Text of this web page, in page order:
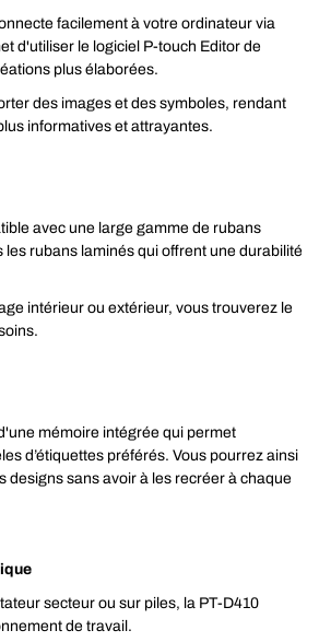
facilement à votre ordinateur via
d'utiliser le logiciel P-touch Editor de
plus élaborées.
des images et des symboles, rendant
informatives et attrayantes.
avec une large gamme de rubans
les rubans laminés qui offrent une durabilité
intérieur ou extérieur, vous trouverez le
mémoire intégrée qui permet
d’étiquettes préférés. Vous pourrez ainsi
designs sans avoir à les recréer à chaque
secteur ou sur piles, la PT-D410
de travail.